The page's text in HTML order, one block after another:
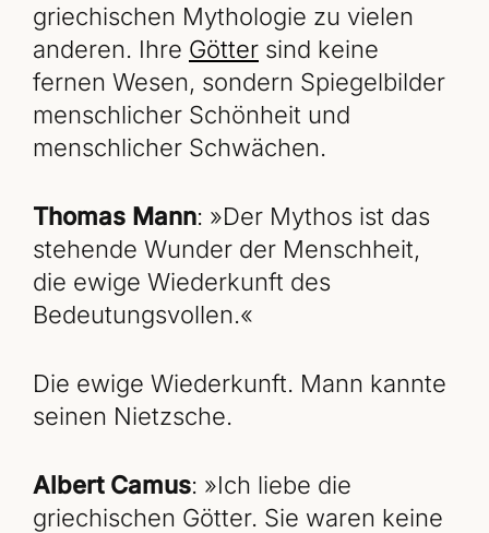
griechischen Mythologie zu vielen
anderen. Ihre Götter sind keine
fernen Wesen, sondern Spiegelbilder
menschlicher Schönheit und
menschlicher Schwächen.
Thomas Mann: »Der Mythos ist das
stehende Wunder der Menschheit,
die ewige Wiederkunft des
Bedeutungsvollen.«
Die ewige Wiederkunft. Mann kannte
seinen Nietzsche.
Albert Camus: »Ich liebe die
griechischen Götter. Sie waren keine